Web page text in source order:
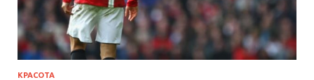
КРАСОТА